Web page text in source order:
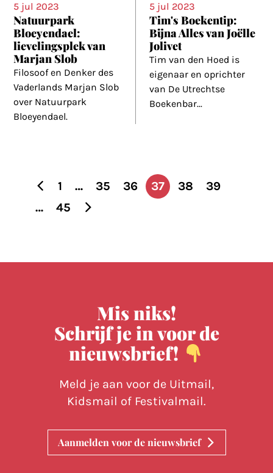
5 jul 2023
Natuurpark
Bloeyendael:
lievelingsplek van
Marjan Slob
Filosoof en Denker des
Vaderlands Marjan Slob
over Natuurpark
Bloeyendael.
5 jul 2023
Tim's Boekentip:
Bijna Alles van Joëlle
Jolivet
Tim van den Hoed is
eigenaar en oprichter
van De Utrechtse
Boekenbar...
Berichten
paginering
1 … 35 36 37 38
39
…
45
Mis niks!
Schrijf je in voor de
nieuwsbrief!
Meld je aan voor de Uitmail,
Kidsmail of Festivalmail.
Aanmelden voor de nieuwsbrief